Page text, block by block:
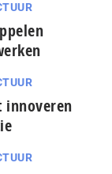
innoveren